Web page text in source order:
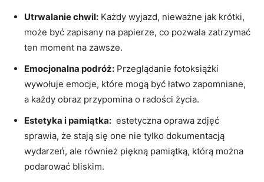
Utrwalanie chwil: ⁤Każdy ⁤wyjazd, nieważne jak krótki,
może być zapisany na‌ papierze, ‌co pozwala zatrzymać
ten ‌moment na zawsze.
Emocjonalna podróż: ‌Przeglądanie fotoksiążki
wywołuje emocje, które ⁤mogą być łatwo zapomniane,
‍a każdy⁤ obraz przypomina o radości życia.
Estetyka i​ pamiątka: ⁣ estetyczna oprawa zdjęć⁢
sprawia, że stają się ⁢one nie tylko ‍dokumentacją
wydarzeń,⁣ ale również piękną pamiątką, którą ‍można
podarować​ bliskim.